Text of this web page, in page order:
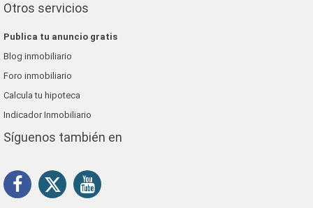
Otros servicios
Publica tu anuncio gratis
Blog inmobiliario
Foro inmobiliario
Calcula tu hipoteca
Indicador Inmobiliario
Síguenos también en